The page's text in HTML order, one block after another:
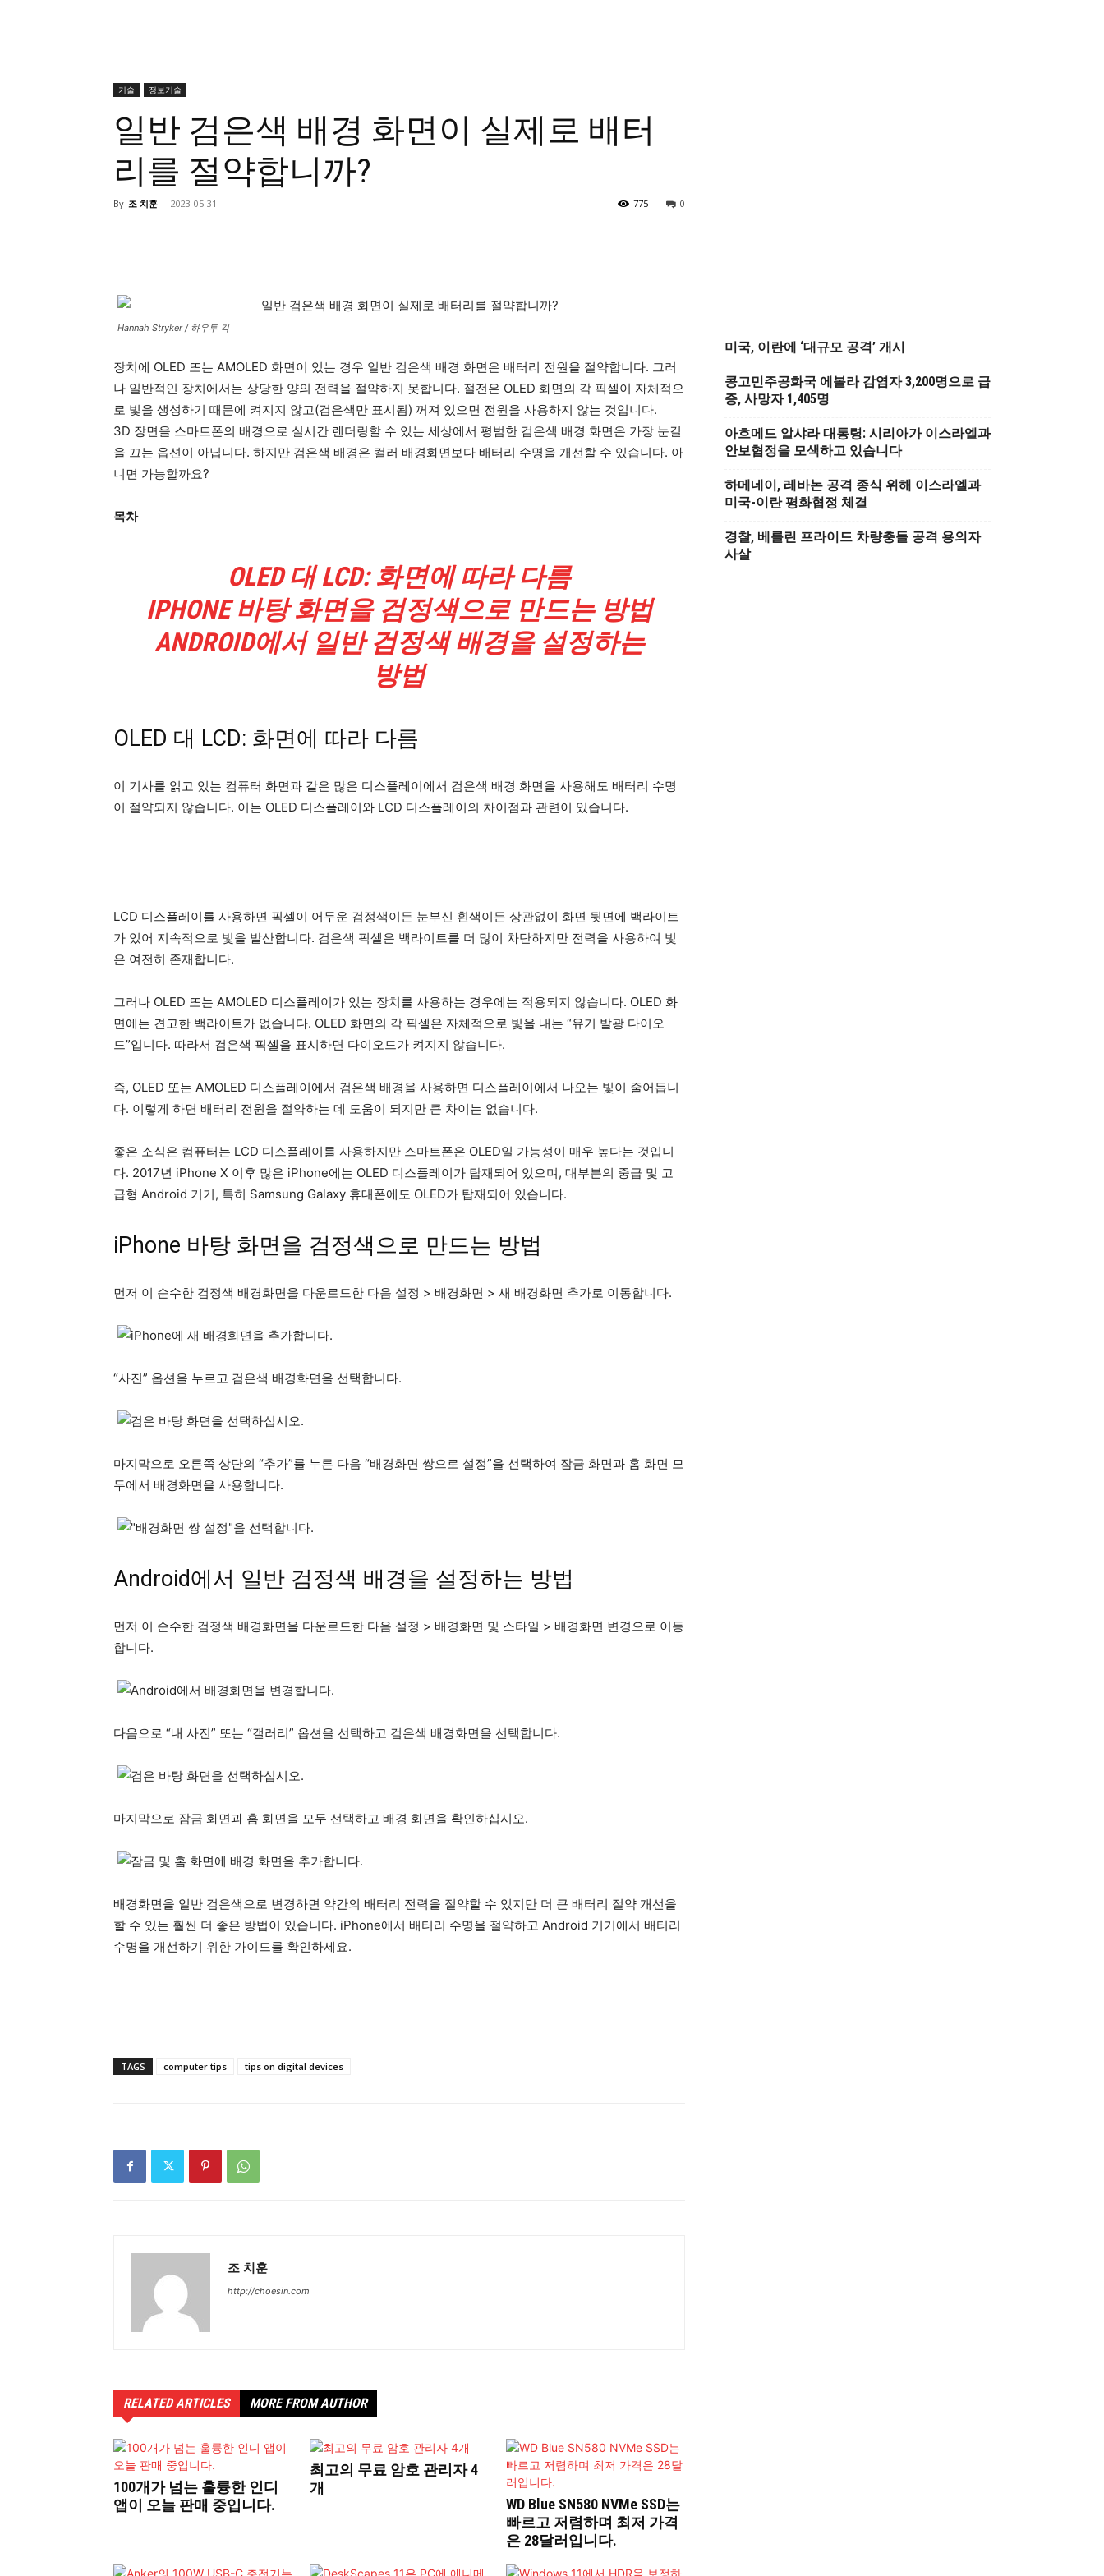
기술 정보기술
일반 검은색 배경 화면이 실제로 배터
리를 절약합니까?
By 조 치훈 - 2023-05-31 0
775
Hannah Stryker / 하우투 긱
장치에 OLED 또는 AMOLED 화면이 있는 경우 일반 검은색 배경 화면은 배터리 전원을 절약합니다. 그러
나 일반적인 장치에서는 상당한 양의 전력을 절약하지 못합니다. 절전은 OLED 화면의 각 픽셀이 자체적으
로 빛을 생성하기 때문에 켜지지 않고(검은색만 표시됨) 꺼져 있으면 전원을 사용하지 않는 것입니다.
3D 장면을 스마트폰의 배경으로 실시간 렌더링할 수 있는 세상에서 평범한 검은색 배경 화면은 가장 눈길
을 끄는 옵션이 아닙니다. 하지만 검은색 배경은 컬러 배경화면보다 배터리 수명을 개선할 수 있습니다. 아
니면 가능할까요?
목차
OLED 대 LCD: 화면에 따라 다름
IPHONE 바탕 화면을 검정색으로 만드는 방법
ANDROID에서 일반 검정색 배경을 설정하는
방법
OLED 대 LCD: 화면에 따라 다름
이 기사를 읽고 있는 컴퓨터 화면과 같은 많은 디스플레이에서 검은색 배경 화면을 사용해도 배터리 수명
이 절약되지 않습니다. 이는 OLED 디스플레이와 LCD 디스플레이의 차이점과 관련이 있습니다.
LCD 디스플레이를 사용하면 픽셀이 어두운 검정색이든 눈부신 흰색이든 상관없이 화면 뒷면에 백라이트
가 있어 지속적으로 빛을 발산합니다. 검은색 픽셀은 백라이트를 더 많이 차단하지만 전력을 사용하여 빛
은 여전히 ​​존재합니다.
그러나 OLED 또는 AMOLED 디스플레이가 있는 장치를 사용하는 경우에는 적용되지 않습니다. OLED 화
면에는 견고한 백라이트가 없습니다. OLED 화면의 각 픽셀은 자체적으로 빛을 내는 “유기 발광 다이오
드”입니다. 따라서 검은색 픽셀을 표시하면 다이오드가 켜지지 않습니다.
즉, OLED 또는 AMOLED 디스플레이에서 검은색 배경을 사용하면 디스플레이에서 나오는 빛이 줄어듭니
다. 이렇게 하면 배터리 전원을 절약하는 데 도움이 되지만 큰 차이는 없습니다.
좋은 소식은 컴퓨터는 LCD 디스플레이를 사용하지만 스마트폰은 OLED일 가능성이 매우 높다는 것입니
다. 2017년 iPhone X 이후 많은 iPhone에는 OLED 디스플레이가 탑재되어 있으며, 대부분의 중급 및 고
급형 Android 기기, 특히 Samsung Galaxy 휴대폰에도 OLED가 탑재되어 있습니다.
iPhone 바탕 화면을 검정색으로 만드는 방법
먼저 이 순수한 검정색 배경화면을 다운로드한 다음 설정 > 배경화면 > 새 배경화면 추가로 이동합니다.
“사진” 옵션을 누르고 검은색 배경화면을 선택합니다.
마지막으로 오른쪽 상단의 “추가”를 누른 다음 “배경화면 쌍으로 설정”을 선택하여 잠금 화면과 홈 화면 모
두에서 배경화면을 사용합니다.
Android에서 일반 검정색 배경을 설정하는 방법
먼저 이 순수한 검정색 배경화면을 다운로드한 다음 설정 > 배경화면 및 스타일 > 배경화면 변경으로 이동
합니다.
다음으로 “내 사진” 또는 “갤러리” 옵션을 선택하고 검은색 배경화면을 선택합니다.
마지막으로 잠금 화면과 홈 화면을 모두 선택하고 배경 화면을 확인하십시오.
배경화면을 일반 검은색으로 변경하면 약간의 배터리 전력을 절약할 수 있지만 더 큰 배터리 절약 개선을
할 수 있는 훨씬 더 좋은 방법이 있습니다. iPhone에서 배터리 수명을 절약하고 Android 기기에서 배터리
수명을 개선하기 위한 가이드를 확인하세요.
TAGS computer tips tips on digital devices
조 치훈
http://choesin.com
RELATED ARTICLES MORE FROM AUTHOR
100개가 넘는 훌륭한 인디
앱이 오늘 판매 중입니다.
최고의 무료 암호 관리자 4
개
WD Blue SN580 NVMe SSD는
빠르고 저렴하며 최저 가격
은 28달러입니다.
미국, 이란에 ‘대규모 공격’ 개시
콩고민주공화국 에볼라 감염자 3,200명으로 급
증, 사망자 1,405명
아흐메드 알샤라 대통령: 시리아가 이스라엘과
안보협정을 모색하고 있습니다
하메네이, 레바논 공격 종식 위해 이스라엘과
미국-이란 평화협정 체결
경찰, 베를린 프라이드 차량충돌 공격 용의자
사살